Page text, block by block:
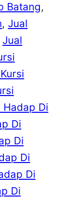
Batang
, Jual
Jual
Hadap Di
Di
Di
Di
Di
Di